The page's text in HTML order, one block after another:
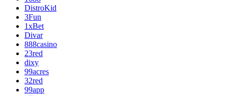
DistroKid
3Fun
1xBet
Divar
888casino
23red
dixy
99acres
32red
99app